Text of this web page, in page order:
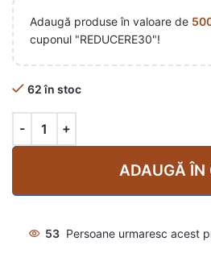
Adaugă produse în valoare de
cuponul "REDUCERE30"!
62 în stoc
ADAUGĂ ÎN
53 Persoane urmaresc acest